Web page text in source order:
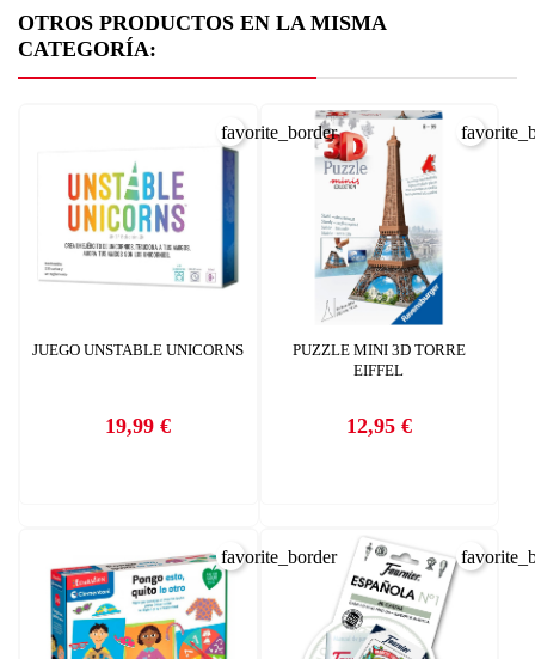
OTROS PRODUCTOS EN LA MISMA
CATEGORÍA:
JUEGO UNSTABLE UNICORNS
Precio
19,99 €
favorite_border
PUZZLE MINI 3D TORRE
EIFFEL
Precio
12,95 €
favorite_border
CREAR LISTA DE DESEOS
INICIAR SESIÓN